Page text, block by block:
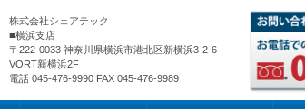
株式会社シェアテック
■横浜支店
〒222-0033 神奈川県横浜市港北区新横浜3-2-6
VORT新横浜2F
電話 045-476-9990 FAX 045-476-9989